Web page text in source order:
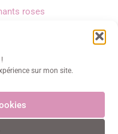
sur mon site.
roses